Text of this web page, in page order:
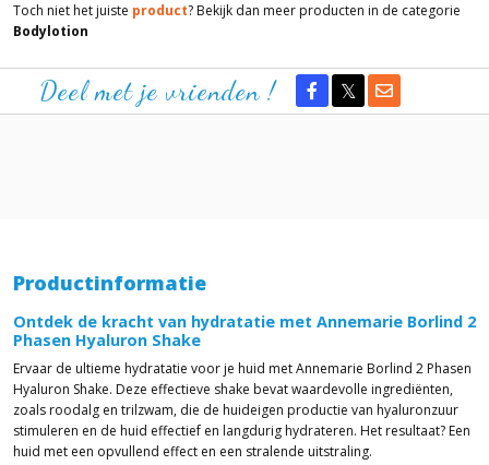
Toch niet het juiste product? Bekijk dan meer producten in de categorie
Bodylotion
Deel met je vrienden !
Productinformatie
Ontdek de kracht van hydratatie met Annemarie Borlind 2
Phasen Hyaluron Shake
Ervaar de ultieme hydratatie voor je huid met Annemarie Borlind 2 Phasen
Hyaluron Shake. Deze effectieve shake bevat waardevolle ingrediënten,
zoals roodalg en trilzwam, die de huideigen productie van hyaluronzuur
stimuleren en de huid effectief en langdurig hydrateren. Het resultaat? Een
huid met een opvullend effect en een stralende uitstraling.